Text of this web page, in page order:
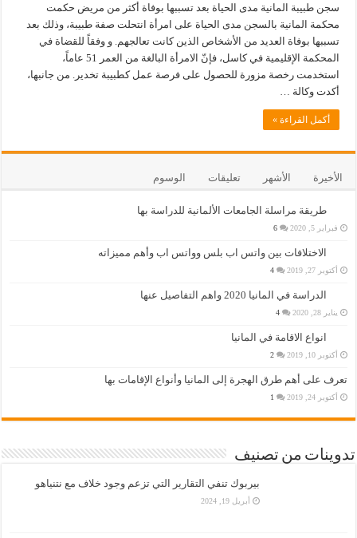
سجن طبيبة المانية مدى الحياة بعد تسببها بوفاة أكثر من مريض حكمت
محكمة المانية بالسجن مدى الحياة على امرأة انتحلت صفة طبيبة، وذلك بعد
تسببها بوفاة العديد من الأشخاص الذين كانت تعالجهم. و وفقاً للقضاة في
المحكمة الإقليمية في كاسل، فإنّ الامرأة البالغة من العمر 51 عاماً،
استخدمت رخصة مزورة للحصول على فرصة عمل كطبيبة تخدير. من جانبها،
أكدت وكالة …
أكمل القراءة »
الأخيرة الأشهر تعليقات الوسوم
طريقة مراسلة الجامعات الألمانية للدراسة بها
فبراير 5, 2020 6
الاختلافات بين واتس اب بلس وواتس اب وأهم مميزاته
أكتوبر 27, 2019 4
الدراسة في المانيا 2020 واهم التفاصيل عنها
يناير 28, 2020 4
انواع الاقامة في المانيا
أكتوبر 10, 2019 2
تعرف على أهم طرق الهجرة إلى المانيا وأنواع الإقامات بها
أكتوبر 24, 2019 1
تدوينات من تصنيف
بيربوك تنفي التقارير التي تزعم وجود خلاف مع نتنياهو
أبريل 19, 2024